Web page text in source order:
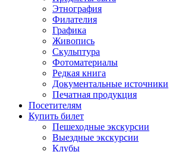
Этнография
Филателия
Графика
Живопись
Скульптура
Фотоматериалы
Редкая книга
Документальные источники
Печатная продукция
Посетителям
Купить билет
Пешеходные экскурсии
Выездные экскурсии
Клубы